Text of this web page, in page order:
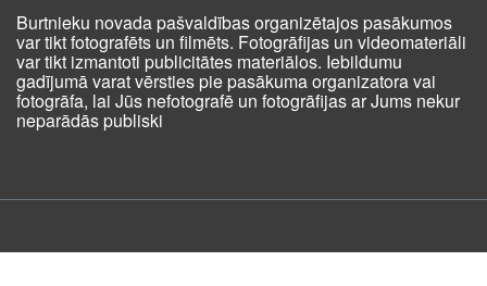
Burtnieku novada pašvaldības organizētajos pasākumos
var tikt fotografēts un filmēts. Fotogrāfijas un videomateriāli
var tikt izmantoti publicitātes materiālos. Iebildumu
gadījumā varat vērsties pie pasākuma organizatora vai
fotogrāfa, lai Jūs nefotografē un fotogrāfijas ar Jums nekur
neparādās publiski